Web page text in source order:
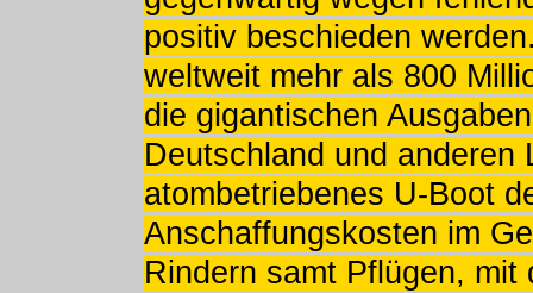
positiv beschieden
weltweit mehr als 800
die gigantischen
Deutschland und anderen
atombetriebenes U-Boot
Anschaffungskosten im
Rindern samt Pflügen, mit